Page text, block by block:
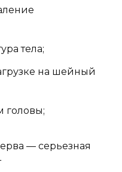
тела;
на шейный
головы;
— серьезная